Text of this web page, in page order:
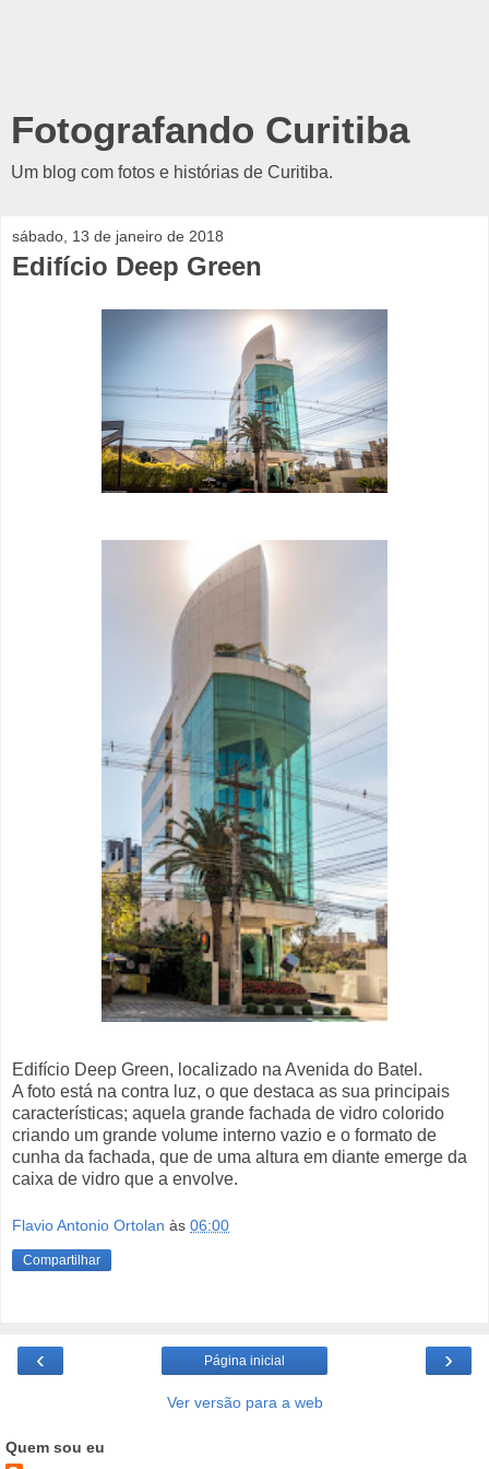
Fotografando Curitiba
Um blog com fotos e histórias de Curitiba.
sábado, 13 de janeiro de 2018
Edifício Deep Green
Edifício Deep Green, localizado na Avenida do Batel.
A foto está na contra luz, o que destaca as sua principais
características; aquela grande fachada de vidro colorido
criando um grande volume interno vazio e o formato de
cunha da fachada, que de uma altura em diante emerge da
caixa de vidro que a envolve.
Flavio Antonio Ortolan às 06:00
Compartilhar
‹ ›
Página inicial
Ver versão para a web
Quem sou eu